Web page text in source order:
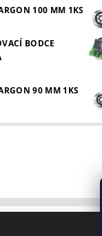
100 MM 1KS
BODCE
90 MM 1KS